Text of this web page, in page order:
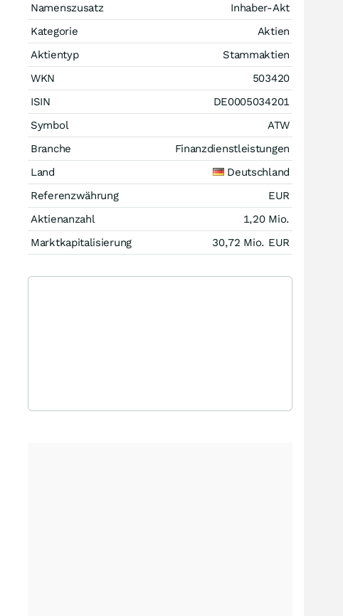
Namenszusatz
Inhaber-Akt
Kategorie
Aktien
Aktientyp
Stammaktien
WKN
503420
ISIN
DE0005034201
Symbol
ATW
Branche
Finanzdienstleistungen
Land
Deutschland
Referenzwährung
EUR
Aktienanzahl
1,20 Mio.
Marktkapitalisierung
30,72 Mio. EUR